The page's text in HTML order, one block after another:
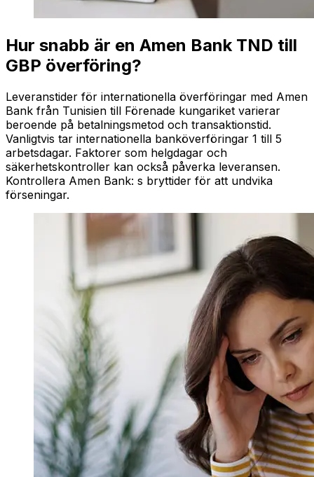
Hur snabb är en Amen Bank TND till
GBP överföring?
Leveranstider för internationella överföringar med Amen
Bank från Tunisien till Förenade kungariket varierar
beroende på betalningsmetod och transaktionstid.
Vanligtvis tar internationella banköverföringar 1 till 5
arbetsdagar. Faktorer som helgdagar och
säkerhetskontroller kan också påverka leveransen.
Kontrollera Amen Bank: s bryttider för att undvika
förseningar.